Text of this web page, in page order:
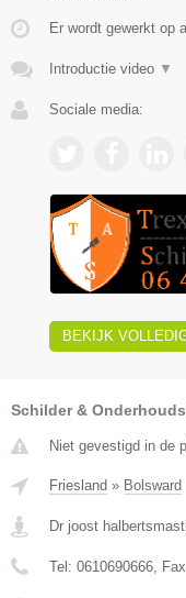
Er wordt gewerkt op
Introductie video ▼
Sociale media:
BEKIJK
Schilder &
Niet gevestigd in de
Friesland » Bolsward
Dr joost
Tel: 0610690666,